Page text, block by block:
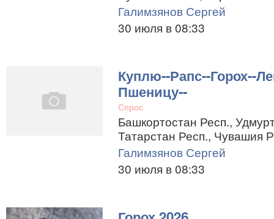
Галимзянов Сергей
30 июля в 08:33
Куплю--Рапс--Горох--
Пшеницу--
Спрос
Башкортостан Респ.,
Татарстан Респ., Чувашия
Галимзянов Сергей
30 июля в 08:33